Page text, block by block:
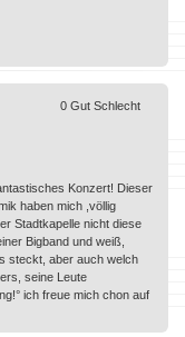
Konzert! Dieser
haben mich ,völlig
Stadtkapelle nicht diese
Bigband und weiß,
steckt, aber auch welch
seine Leute
ich freue mich chon auf
0 Gut Schlecht